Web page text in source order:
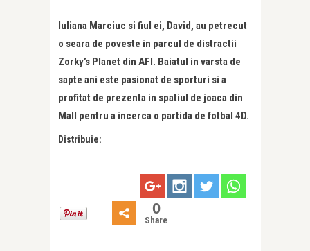
Iuliana Marciuc si fiul ei, David, au petrecut
o seara de poveste in parcul de distractii
Zorky’s Planet din AFI. Baiatul in varsta de
sapte ani este pasionat de sporturi si a
profitat de prezenta in spatiul de joaca din
Mall pentru a incerca o partida de fotbal 4D.
Distribuie:
0
Share